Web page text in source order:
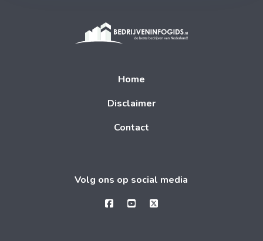
Home
Disclaimer
Contact
Volg ons op social media